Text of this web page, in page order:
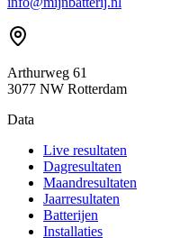
Arthurweg 61
3077 NW Rotterdam
Data
Live resultaten
Dagresultaten
Maandresultaten
Jaarresultaten
Batterijen
Installaties